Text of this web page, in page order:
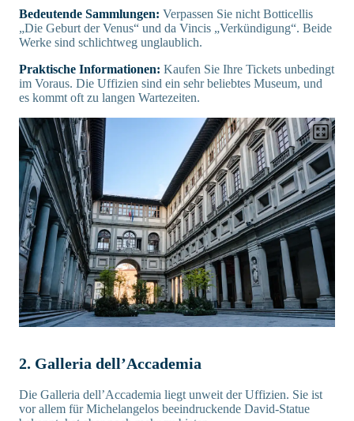
Bedeutende Sammlungen: Verpassen Sie nicht Botticellis
„Die Geburt der Venus“ und da Vincis „Verkündigung“. Beide
Werke sind schlichtweg unglaublich.
Praktische Informationen: Kaufen Sie Ihre Tickets unbedingt
im Voraus. Die Uffizien sind ein sehr beliebtes Museum, und
es kommt oft zu langen Wartezeiten.
2. Galleria dell’Accademia
Die Galleria dell’Accademia liegt unweit der Uffizien. Sie ist
vor allem für Michelangelos beeindruckende David-Statue